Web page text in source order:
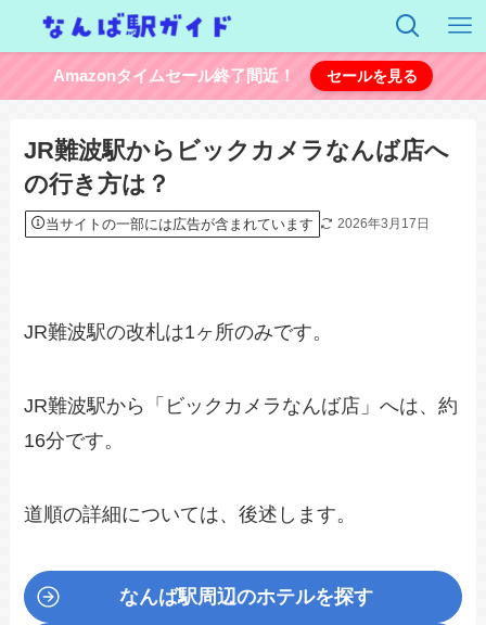
Amazonタイムセール終了間近！ セールを見る
JR難波駅からビックカメラなんば店へ
の行き方は？
当サイトの一部には広告が含まれています 2026年3月17日
JR難波駅の改札は1ヶ所のみです。
JR難波駅から「ビックカメラなんば店」へは、約
16分です。
道順の詳細については、後述します。
なんば駅周辺のホテルを探す